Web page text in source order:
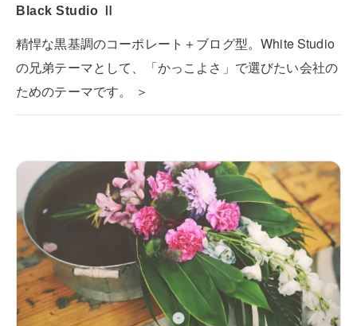
Black Studio Ⅱ
精悍な黒基調のコーポレート＋ブログ型。White Studio
の兄弟テーマとして、「かっこよさ」で選びたい会社の
ためのテーマです。 ＞